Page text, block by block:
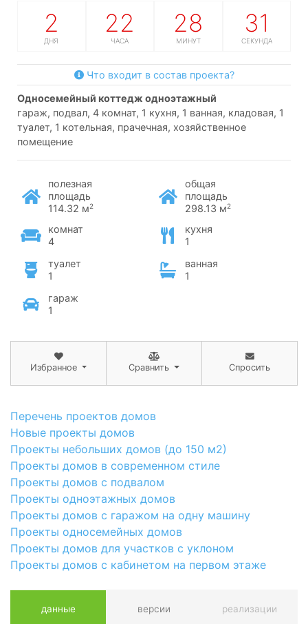
2
ДНЯ
22
ЧАСА
28
МИНУТ
30
СЕКУНД
Что входит в состав проекта?
односемейный коттедж одноэтажный
гараж, подвал, 4 комнат, 1 кухня, 1 ванная, кладовая, 1
туалет, 1 котельная, прачечная, хозяйственное
помещение
полезная
площадь
114.32 м2
общая
площадь
298.13 м2
комнат
4
кухня
1
туалет
1
ванная
1
гараж
1
Избранное Сравнить Спросить
Перечень проектов домов
Новые проекты домов
Проекты небольших домов (до 150 м2)
Проекты домов в современном стиле
Проекты домов с подвалом
Проекты одноэтажных домов
Проекты домов с гаражом на одну машину
Проекты односемейных домов
Проекты домов для участков с уклоном
Проекты домов с кабинетом на первом этаже
данные версии реализации